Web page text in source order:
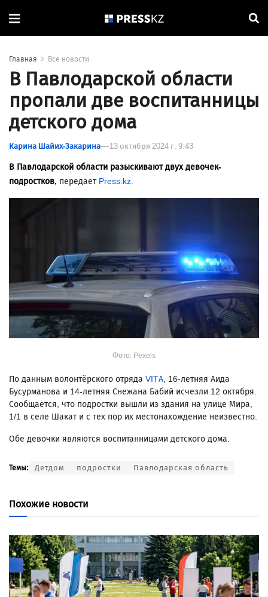
Главная Все новости
В Павлодарской области
пропали две воспитанницы
детского дома
Карина Шайих-Закарина 13 октября 2024 г. 9:43
В Павлодарской области разыскивают двух девочек-
подростков, передает Press.kz.
Фото: Pexels
По данным волонтёрского отряда VITA, 16-летняя Аида
Бусурманова и 14-летняя Снежана Бабий исчезли 12 октября.
Сообщается, что подростки вышли из здания на улице Мира,
1/1 в селе Шакат и с тех пор их местонахождение неизвестно.
Обе девочки являются воспитанницами детского дома.
Темы: Детдом подростки Павлодарская область
Похожие новости